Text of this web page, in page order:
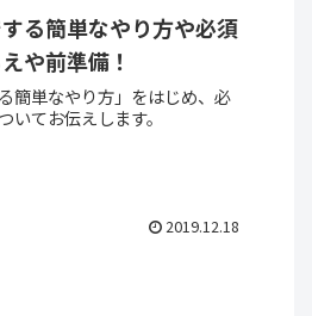
る簡単なやり方や必須
や前準備！
簡単なやり方」をはじめ、必
いてお伝えします。
2019.12.18